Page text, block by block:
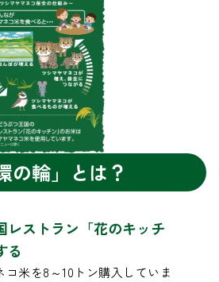
の輪」とは？
ストラン「花のキッチ
る
コ米を8～10トン購入していま